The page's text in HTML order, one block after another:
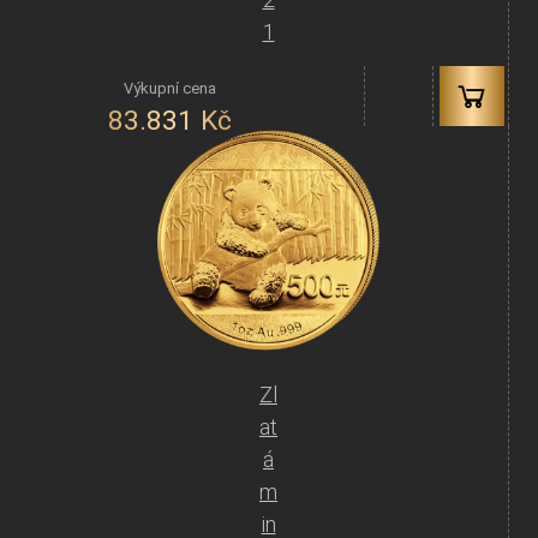
1
83.831 Kč
Zl
at
á
m
in